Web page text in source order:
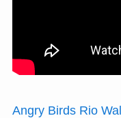
Angry Birds Rio